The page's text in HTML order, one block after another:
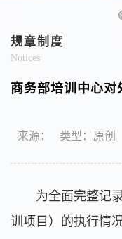
规章制度
Notices
商务部培训中心
来源： 类型：原创
为全面完整记
训项目）的执行情